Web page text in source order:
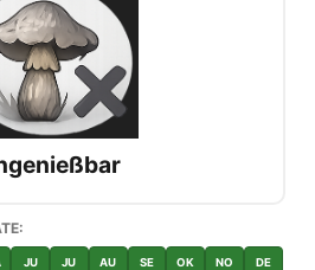
JU JU AU SE OK NO DE